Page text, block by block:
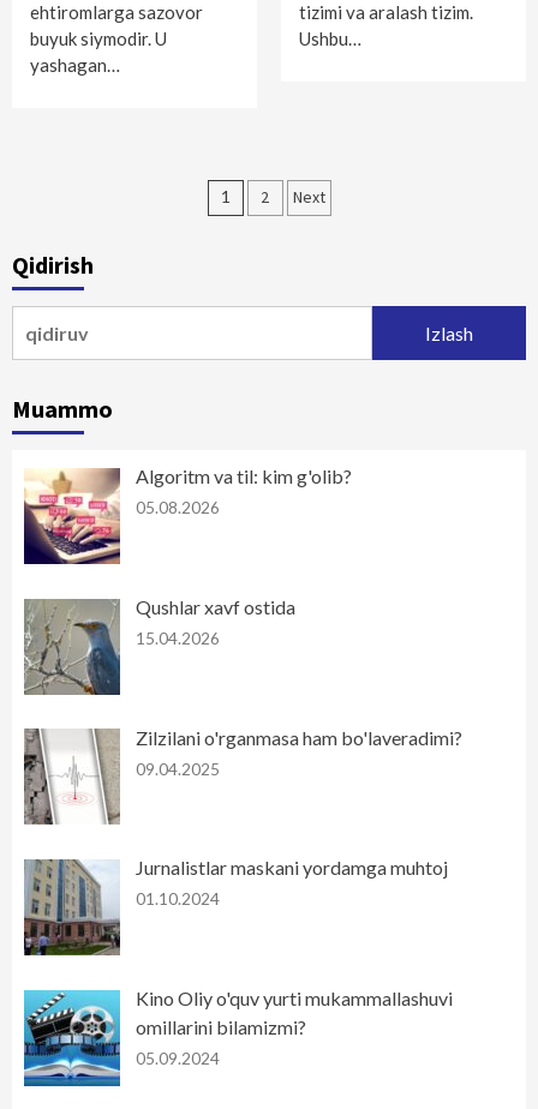
ehtiromlarga sazovor
buyuk siymodir. U
yashagan…
tizimi va aralash tizim.
Ushbu…
Maqolalar
1 2 Next
Qidirish
Muammo
Algoritm va til: kim g'olib?
05.08.2026
Qushlar xavf ostida
15.04.2026
Zilzilani o'rganmasa ham bo'laveradimi?
09.04.2025
Jurnalistlar maskani yordamga muhtoj
01.10.2024
Kino Oliy o'quv yurti mukammallashuvi
omillarini bilamizmi?
05.09.2024